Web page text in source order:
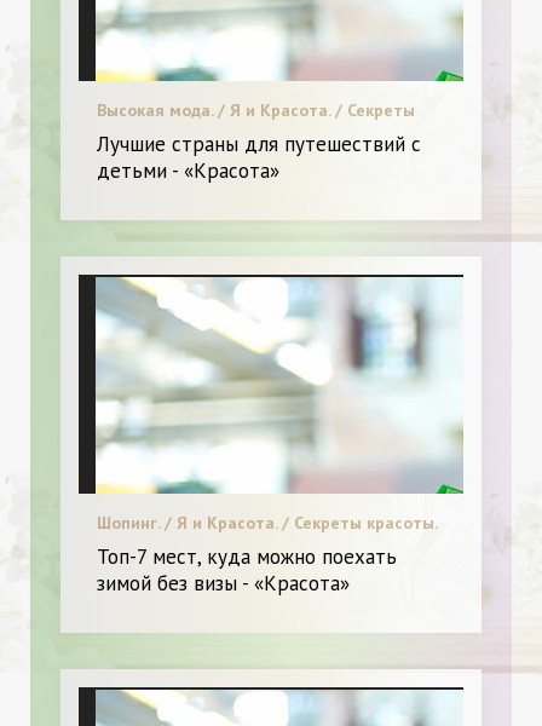
Высокая мода. / Я и Красота. / Секреты
Лучшие страны для путешествий с
детьми - «Красота»
Шопинг. / Я и Красота. / Секреты красоты.
Топ-7 мест, куда можно поехать
зимой без визы - «Красота»